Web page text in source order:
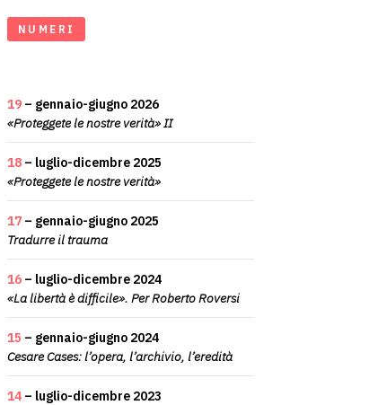
NUMERI
19 – gennaio-giugno 2026
«Proteggete le nostre verità» II
18 – luglio-dicembre 2025
«Proteggete le nostre verità»
17 – gennaio-giugno 2025
Tradurre il trauma
16 – luglio-dicembre 2024
«La libertà è difficile». Per Roberto Roversi
15 – gennaio-giugno 2024
Cesare Cases: l’opera, l’archivio, l’eredità
14 – luglio-dicembre 2023